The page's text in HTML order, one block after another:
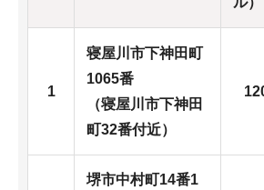
1
寝屋川市下神田町
1065番
（寝屋川市下神田
町32番付近）
堺市中村町14番1